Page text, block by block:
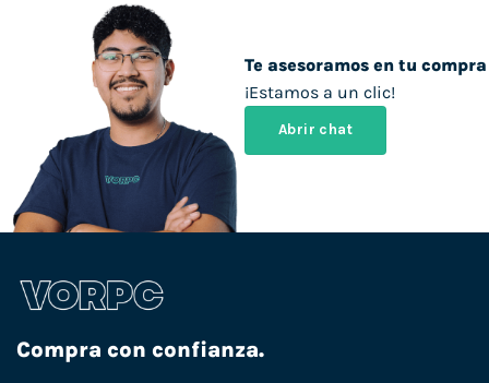
Te asesoramos en tu compra
¡Estamos a un clic!
Abrir chat
Compra con confianza.